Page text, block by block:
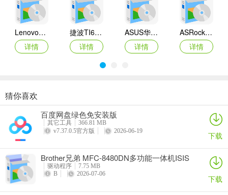
Lenovo联想 Ideapad Z465/Z565系列笔记本 声卡驱动
详情
捷波TI61AG-A主板BIOS
详情
ASUS华硕F1A55-M LX3 R2.0主板BIOS
详情
ASRock华擎IMB-A160主板BIOS
详情
奥睿科PAS3062-2E/PAS3062-2S/PAS3064-2S2E系列扩展卡驱动
详情
Canon佳能 PowerShot A310 WIA驱动
详情
AMD Mobility Radeon HD 2000/HD 3000/HD 4000/HD 5000系列移动显卡催化剂驱动
映泰Hi-Fi H77S 5.x主板BIOS
猜你喜欢
百度网盘绿色免安装版
其它工具
366.81 MB
v7.37.0.5官方版
2026-06-19 下载
Brother兄弟 MFC-8480DN多功能一体机ISIS
驱动
驱动程序
7.75 MB
B
2026-07-06 下载